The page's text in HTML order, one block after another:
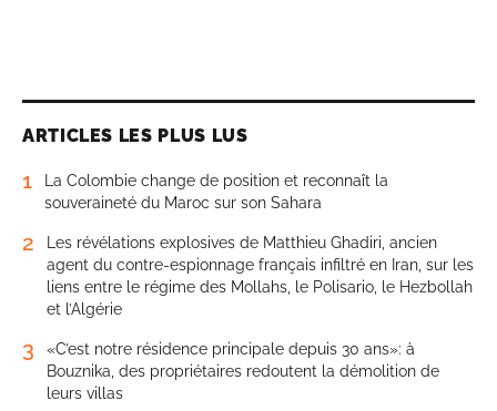
ARTICLES LES PLUS LUS
1
La Colombie change de position et reconnaît la
souveraineté du Maroc sur son Sahara
2
Les révélations explosives de Matthieu Ghadiri, ancien
agent du contre-espionnage français infiltré en Iran, sur les
liens entre le régime des Mollahs, le Polisario, le Hezbollah
et l’Algérie
3
«C’est notre résidence principale depuis 30 ans»: à
Bouznika, des propriétaires redoutent la démolition de
leurs villas